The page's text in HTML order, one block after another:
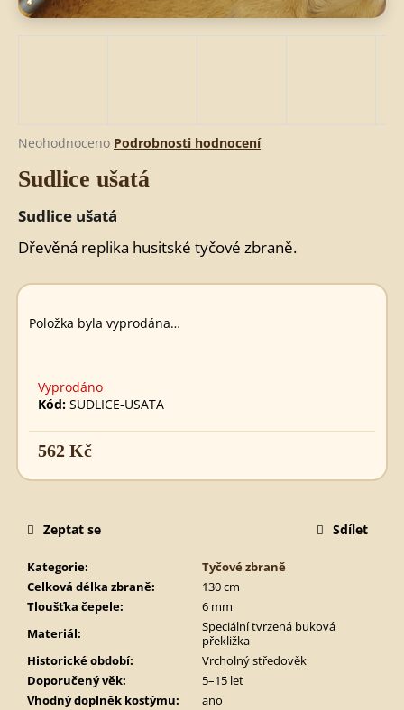
Průměrné
produktu
0,0
z
5
Neohodnoceno Podrobnosti hodnocení
Sudlice ušatá
Sudlice ušatá
Dřevěná replika husitské tyčové zbraně.
Položka byla vyprodána…
Vyprodáno
Kód: SUDLICE-USATA
562 Kč
cena:
Kategorie:
Tyčové zbraně
Celková délka zbraně:
130 cm
Tloušťka čepele:
6 mm
Materiál:
Speciální tvrzená buková
překližka
Historické období:
Vrcholný středověk
Doporučený věk:
5–15 let
Vhodný doplněk kostýmu:
ano
Zeptat se Sdílet
D
p
r
u
č
u
j
KATZBALGER
780